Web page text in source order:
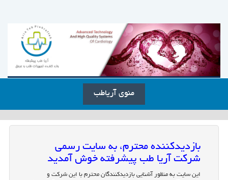
منوی آریاطب
بازدیدکننده محترم، به سایت رسمی
شرکت آریا طب پیشرفته خوش آمدید
این سایت به منظور آشنایی بازدیدکنندگان محترم با این شرکت و